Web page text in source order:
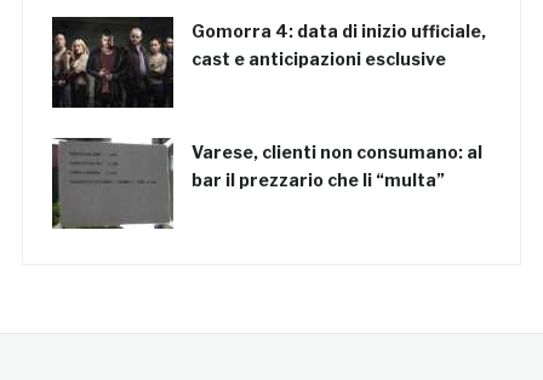
Gomorra 4: data di inizio ufficiale,
cast e anticipazioni esclusive
Varese, clienti non consumano: al
bar il prezzario che li “multa”